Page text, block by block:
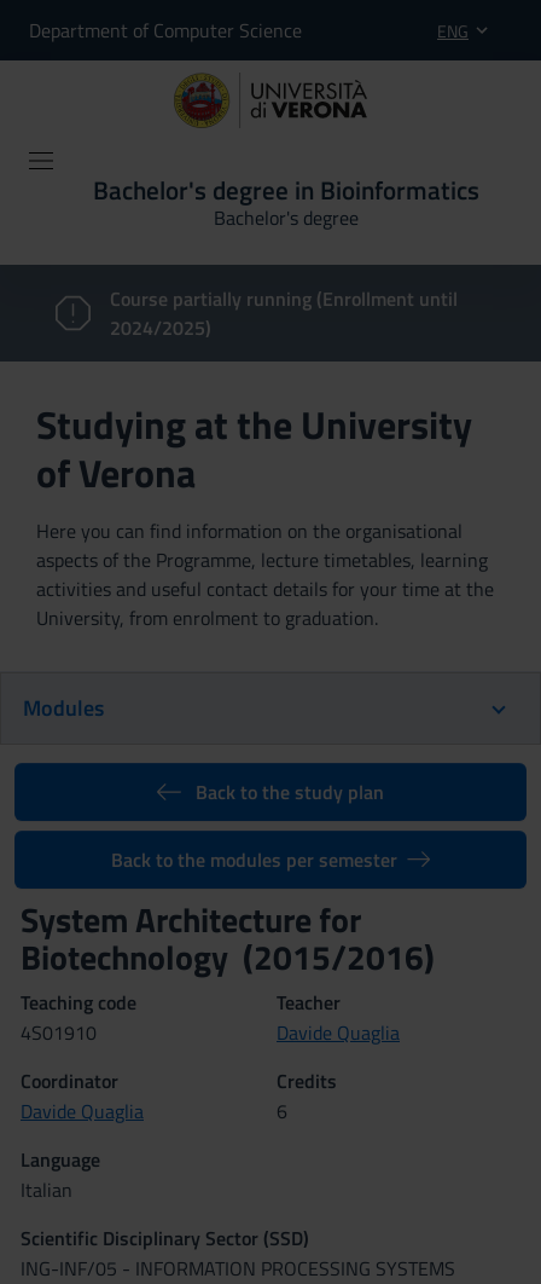
Department of Computer Science ENG
Bachelor's degree in Bioinformatics
Bachelor's degree
Course partially running (Enrollment until
2024/2025)
Studying at the University
of Verona
Here you can find information on the organisational
aspects of the Programme, lecture timetables, learning
activities and useful contact details for your time at the
University, from enrolment to graduation.
Modules
Back to the study plan
Back to the modules per semester
System Architecture for
Biotechnology (2015/2016)
Teaching code
4S01910
Teacher
Davide Quaglia
Coordinator
Davide Quaglia
Credits
6
Language
Italian
Scientific Disciplinary Sector (SSD)
ING-INF/05 - INFORMATION PROCESSING SYSTEMS